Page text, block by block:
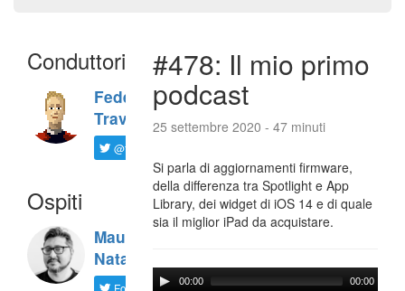
Conduttori
Federico
Travaini
@ftrava
Ospiti
Maurizio
Natali
Follow
#478: Il mio primo
podcast
25 settembre 2020 - 47 minuti
Si parla di aggiornamenti firmware,
della differenza tra Spotlight e App
Library, dei widget di iOS 14 e di quale
sia il miglior iPad da acquistare.
00:00 00:00